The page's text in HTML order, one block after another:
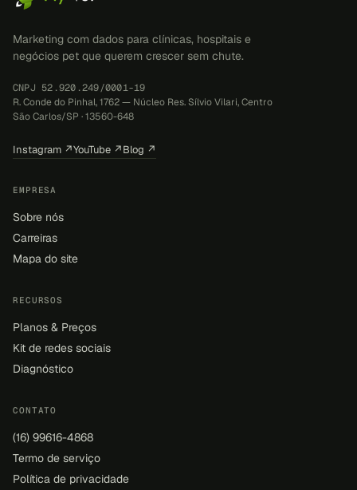
Marketing com dados para clínicas, hospitais e
negócios pet que querem crescer sem chute.
CNPJ 52.920.249/0001-19
R. Conde do Pinhal, 1762 — Núcleo Res. Sílvio Vilari, Centro
São Carlos/SP · 13560-648
Instagram ↗YouTube ↗Blog ↗
EMPRESA
Sobre nós
Carreiras
Mapa do site
RECURSOS
Planos & Preços
Kit de redes sociais
Diagnóstico
CONTATO
(16) 99616-4868
Termo de serviço
Política de privacidade